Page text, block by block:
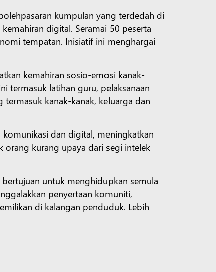
kumpulan yang terdedah di
digital. Seramai 50 peserta
tempatan. Inisiatif ini menghargai
kemahiran sosio-emosi kanak-
termasuk latihan guru, pelaksanaan
kanak-kanak, keluarga dan
dan digital, meningkatkan
kurang upaya dari segi intelek
untuk menghidupkan semula
penyertaan komuniti,
di kalangan penduduk. Lebih